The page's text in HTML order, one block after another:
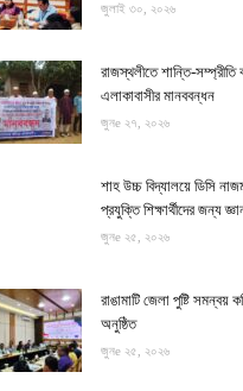
জুলাই ৩০, ২০২৬
রাজস্থলীতে শান্তি-সম্প্রীতি
এলাকাবাসীর মানববন্ধন
জুনe ২৭, ২০২৬
শাহ উচ্চ বিদ্যালয়ে ডিসি
প্রযুক্তি শিক্ষার্থীদের জন্য
জুনe ২৫, ২০২৬
রাঙামাটি জেলা পুষ্টি সমন্বয়
অনুষ্ঠিত
জুনe ২৫, ২০২৬